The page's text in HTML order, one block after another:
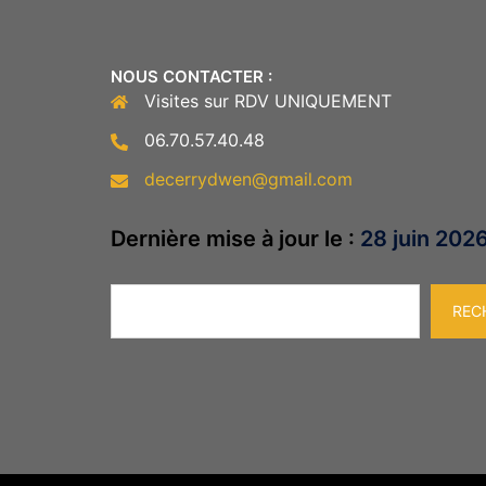
NOUS CONTACTER :
Visites sur RDV UNIQUEMENT
06.70.57.40.48
decerrydwen@gmail.com
Dernière mise à jour le : 28 juin